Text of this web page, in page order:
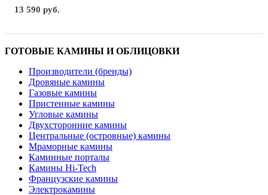
13 590 руб.
ГОТОВЫЕ КАМИНЫ И ОБЛИЦОВКИ
Производители (бренды)
Дровяные камины
Газовые камины
Пристенные камины
Угловые камины
Двухсторонние камины
Центральные (островные) камины
Мраморные камины
Каминные порталы
Камины Hi-Tech
Французские камины
Электрокамины